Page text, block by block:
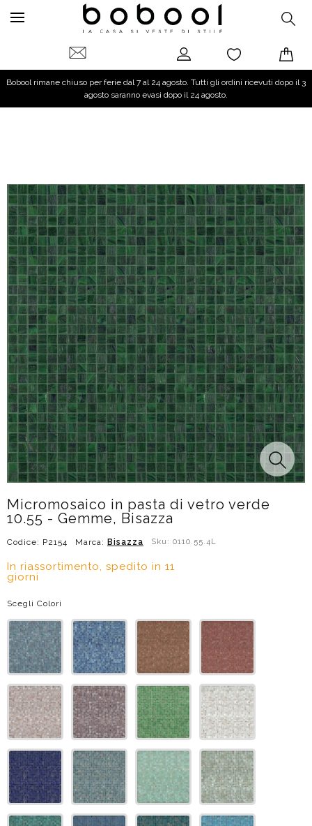
Bobool rimane chiuso per ferie dal 7 al 24 agosto. Tutti gli ordini ricevuti dopo il 3
agosto saranno evasi dopo il 24 agosto.
Micromosaico in pasta di vetro verde
10.55 - Gemme, Bisazza
Codice: P2154 Marca: Bisazza Sku: 0110.55.4L
In riassortimento, spedito in 11
giorni
Scegli Colori